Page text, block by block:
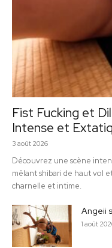
Fist Fucking et
Intense et
3 août 2026
Découvrez une scène
mêlant shibari de haut vol
charnelle et intime.
Angeii
1 août